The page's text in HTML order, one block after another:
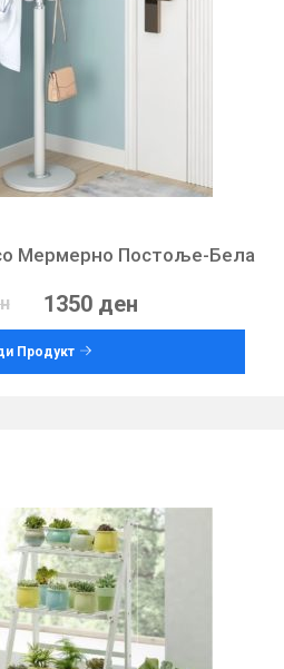
Мермерно Постоље-Бела
1350 ден
Продукт